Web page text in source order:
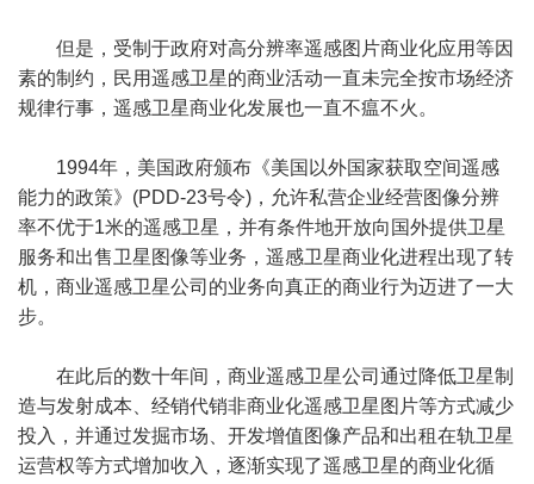
但是，受制于政府对高分辨率遥感图片商业化应用等因
素的制约，民用遥感卫星的商业活动一直未完全按市场经济
规律行事，遥感卫星商业化发展也一直不瘟不火。
1994年，美国政府颁布《美国以外国家获取空间遥感
能力的政策》(PDD-23号令)，允许私营企业经营图像分辨
率不优于1米的遥感卫星，并有条件地开放向国外提供卫星
服务和出售卫星图像等业务，遥感卫星商业化进程出现了转
机，商业遥感卫星公司的业务向真正的商业行为迈进了一大
步。
在此后的数十年间，商业遥感卫星公司通过降低卫星制
造与发射成本、经销代销非商业化遥感卫星图片等方式减少
投入，并通过发掘市场、开发增值图像产品和出租在轨卫星
运营权等方式增加收入，逐渐实现了遥感卫星的商业化循